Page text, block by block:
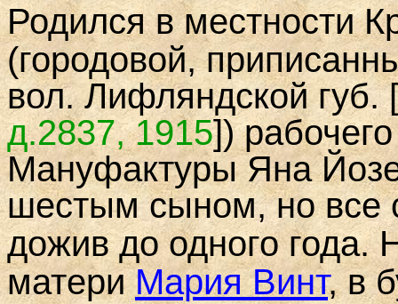
Родилсяв местности
(городовой,
вол. Лифляндской губ.[
д.2837,1915])
Мануфактуры Яна
шестым сыном, но все
дожив до одного года.
материМария Винт, в